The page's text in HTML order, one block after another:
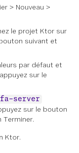
> Nouveau >
le projet Ktor sur
suivant et
par défaut et
sur le
server
sur le bouton
Terminer.
Ktor.